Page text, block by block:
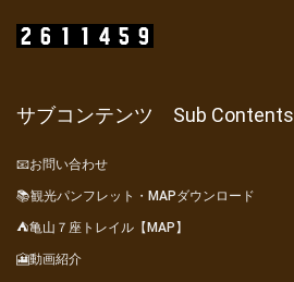
サブコンテンツ Sub Contents
📧お問い合わせ
📚観光パンフレット・MAPダウンロード
⛺亀山７座トレイル【MAP】
🎦動画紹介